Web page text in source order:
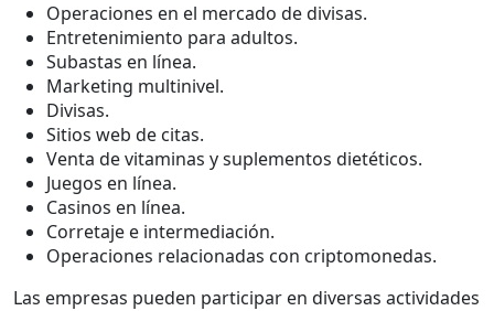
Operaciones en el mercado de divisas.
Entretenimiento para adultos.
Subastas en línea.
Marketing multinivel.
Divisas.
Sitios web de citas.
Venta de vitaminas y suplementos dietéticos.
Juegos en línea.
Casinos en línea.
Corretaje e intermediación.
Operaciones relacionadas con criptomonedas.
Las empresas pueden participar en diversas actividades